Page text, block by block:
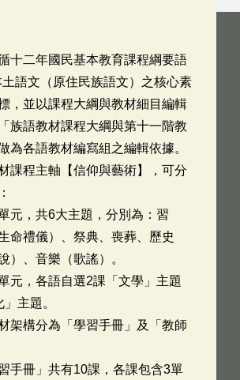
十二年國民基本教育課程綱要語
語文（原住民族語文）之核心素
，並以課程大綱與教材細目編輯
族語教材課程大綱與第十一階教
為各語教材編寫組之編輯依據。
課程主軸【信仰與藝術】，可分
元，共6大主題，分別為：習
命禮儀）、祭典、喪葬、歷史
）、音樂（歌謠）。
元，各語自選2課「文學」主題
主題。
架構分為「學習手冊」及「教師
手冊」共有10課，各課包含3單